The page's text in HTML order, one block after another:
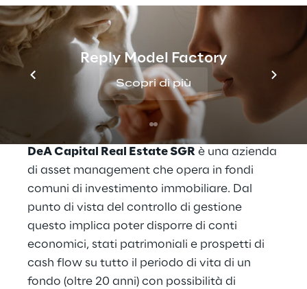
Reply Model Factory
Scopri di più
commenta entusiasta: “Abbiamo
guadagnato tantissimo in efficienza ed
affidabilità. "
Scenario
DeA Capital Real Estate SGR è una azienda
di asset management che opera in fondi
comuni di investimento immobiliare. Dal
punto di vista del controllo di gestione
questo implica poter disporre di conti
economici, stati patrimoniali e prospetti di
cash flow su tutto il periodo di vita di un
fondo (oltre 20 anni) con possibilità di